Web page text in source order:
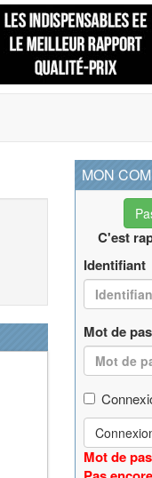
MON
C'est
Identifiant
Mot de
Mot de